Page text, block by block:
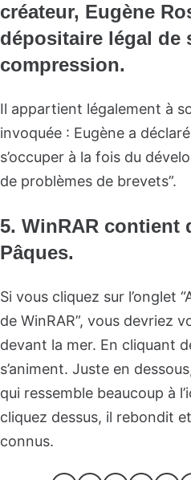
créateur, Eugène
dépositaire légal de
compression.
Il appartient légalement à
invoquée : Eugène a
s’occuper à la fois du
de problèmes de brevets”.
5. WinRAR contient
Pâques.
Si vous cliquez sur l’onglet
de WinRAR”, vous devriez
devant la mer. En cliquant
s’animent. Juste en
qui ressemble beaucoup à
cliquez dessus, il rebondit
connus.